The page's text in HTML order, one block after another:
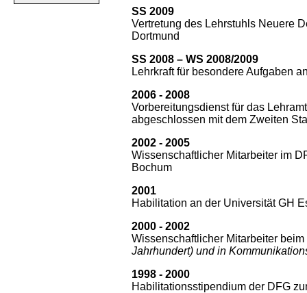
SS 2009
Vertretung des Lehrstuhls Neuere
Dortmund
SS 2008 – WS 2008/2009
Lehrkraft für besondere Aufgaben
2006 - 2008
Vorbereitungsdienst für das
abgeschlossen mit dem Zweiten
2002 - 2005
Wissenschaftlicher Mitarbeiter im
Bochum
2001
Habilitation an der Universität GH
2000 - 2002
Wissenschaftlicher Mitarbeiter
Jahrhundert) und in
1998 - 2000
Habilitationsstipendium der DFG